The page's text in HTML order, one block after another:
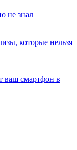
не знал
которые нельзя
ваш смартфон в